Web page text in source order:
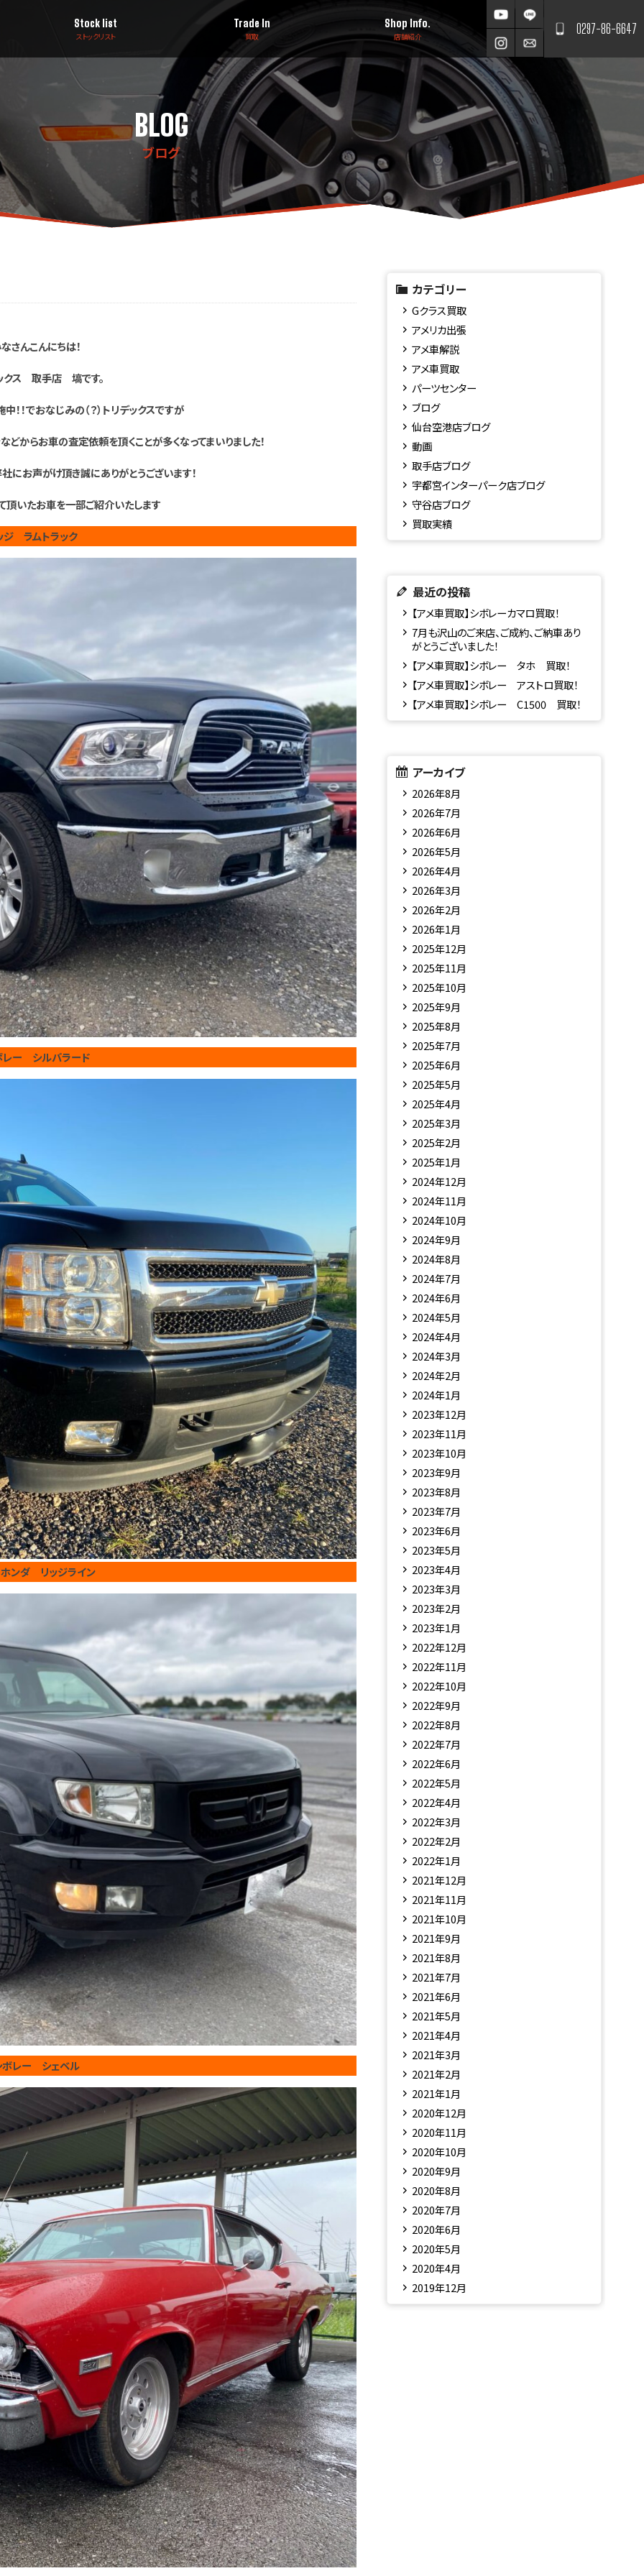
0297-86-6647
Stock list
ストックリスト
Trade In
買取
Shop Info.
店舗紹介
BLOG
ブログ
さんこんにちは！
クス 取手店 塙です。
！でおなじみの（？）トリデックスですが
からお車の査定依頼を頂くことが多くなってまいりました！
にお声がけ頂き誠にありがとうございます！
頂いたお車を一部ご紹介いたします
ジ ラムトラック
レー シルバラード
ンダ リッジライン
ボレー シェベル
カテゴリー
Gクラス買取
アメリカ出張
アメ車解説
アメ車買取
パーツセンター
ブログ
仙台空港店ブログ
動画
取手店ブログ
宇都宮インターパーク店ブログ
守谷店ブログ
買取実績
最近の投稿
【アメ車買取】シボレーカマロ買取！
7月も沢山のご来店、ご成約、ご納車あり
がとうございました！
【アメ車買取】シボレー タホ 買取！
【アメ車買取】シボレー アストロ買取！
【アメ車買取】シボレー C1500 買取！
アーカイブ
2026年8月
2026年7月
2026年6月
2026年5月
2026年4月
2026年3月
2026年2月
2026年1月
2025年12月
2025年11月
2025年10月
2025年9月
2025年8月
2025年7月
2025年6月
2025年5月
2025年4月
2025年3月
2025年2月
2025年1月
2024年12月
2024年11月
2024年10月
2024年9月
2024年8月
2024年7月
2024年6月
2024年5月
2024年4月
2024年3月
2024年2月
2024年1月
2023年12月
2023年11月
2023年10月
2023年9月
2023年8月
2023年7月
2023年6月
2023年5月
2023年4月
2023年3月
2023年2月
2023年1月
2022年12月
2022年11月
2022年10月
2022年9月
2022年8月
2022年7月
2022年6月
2022年5月
2022年4月
2022年3月
2022年2月
2022年1月
2021年12月
2021年11月
2021年10月
2021年9月
2021年8月
2021年7月
2021年6月
2021年5月
2021年4月
2021年3月
2021年2月
2021年1月
2020年12月
2020年11月
2020年10月
2020年9月
2020年8月
2020年7月
2020年6月
2020年5月
2020年4月
2019年12月